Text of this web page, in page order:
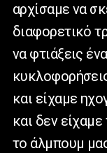
αρχίσαμε να
διαφορετικό
να φτιάξεις
και είχαμε
και δεν
το άλμπουμ